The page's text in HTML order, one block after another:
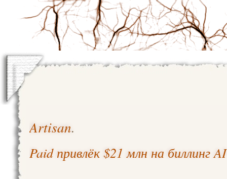
Artisan.
Paid привлёк $21 млн на биллинг